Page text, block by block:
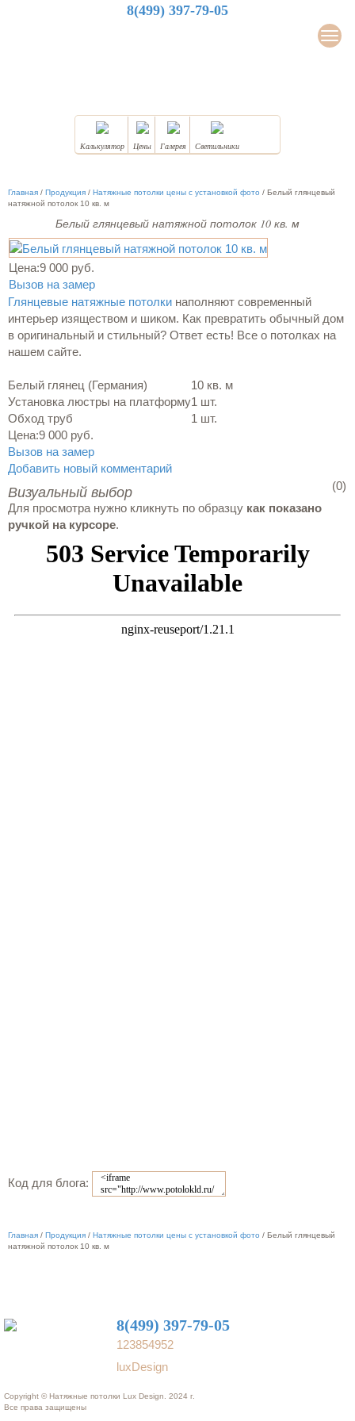
8(499) 397-79-05
Калькулятор Цены Галерея Светильники
Главная / Продукция / Натяжные потолки цены с установкой фото / Белый глянцевый
натяжной потолок 10 кв. м
Белый глянцевый натяжной потолок 10 кв. м
Цена:9 000 руб.
Вызов на замер
Глянцевые натяжные потолки наполняют современный
интерьер изяществом и шиком. Как превратить обычный дом
в оригинальный и стильный? Ответ есть! Все о потолках на
нашем сайте.
Белый глянец (Германия)
10 кв. м
Установка люстры на платформу1 шт.
Обход труб
1 шт.
Цена:9 000 руб.
Вызов на замер
Добавить новый комментарий
(0)
Визуальный выбор
Для просмотра нужно кликнуть по образцу как показано
ручкой на курсоре.
Код для блога:
Главная / Продукция / Натяжные потолки цены с установкой фото / Белый глянцевый
натяжной потолок 10 кв. м
8(499) 397-79-05
123854952
luxDesign
Copyright © Натяжные потолки Lux Design. 2024 г.
Все права защищены